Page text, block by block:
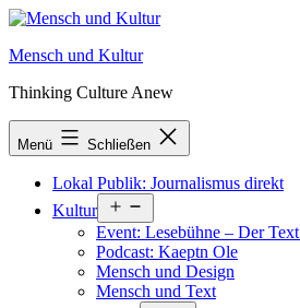
Zum
springen
Mensch und Kultur
Thinking Culture Anew
Menü Schließen
Lokal Publik: Journalismus direkt
Kultur
öffnen
Event: Lesebühne – Der
Podcast: Kaeptn Ole
Mensch und Design
Mensch und Text